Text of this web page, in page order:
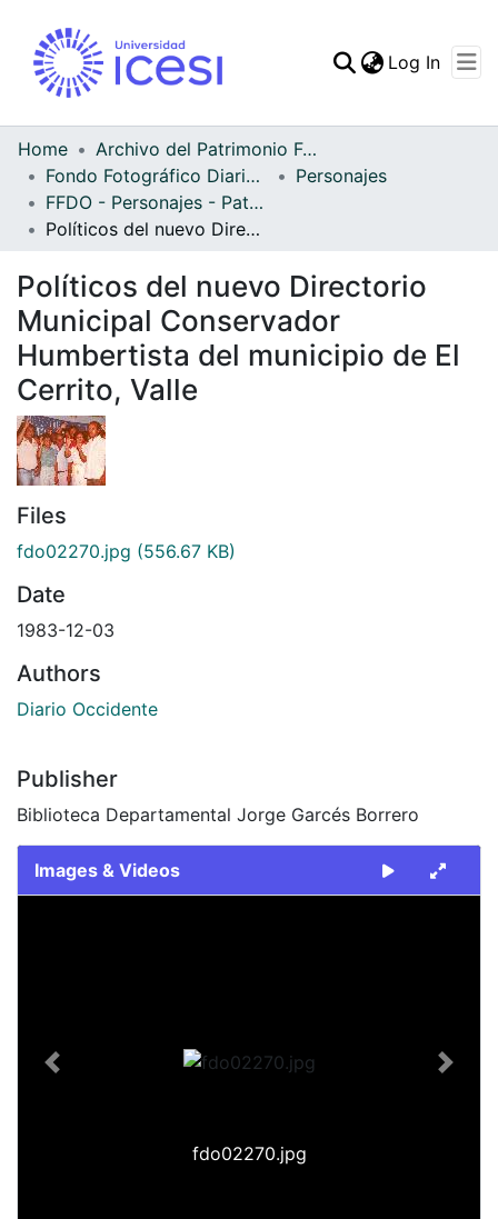
Statistics
Log In
Home
Archivo del Patrimonio Fotográfico y Fílmico del Valle del Cauca
Fondo Fotográfico Diario Occidente
Personajes
FFDO - Personajes - Patrimonial
Políticos del nuevo Directorio Municipal Conservador Humbertista del municipio de El Cerrito, Valle
Políticos del nuevo Directorio
Municipal Conservador
Humbertista del municipio de El
Cerrito, Valle
Files
fdo02270.jpg (556.67 KB)
Date
1983-12-03
Authors
Diario Occidente
Publisher
Biblioteca Departamental Jorge Garcés Borrero
Images & Videos
fdo02270.jpg
Previous Next